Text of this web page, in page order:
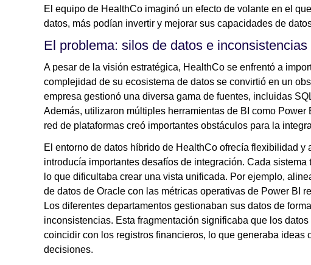
El equipo de HealthCo imaginó un efecto de volante en el
datos, más podían invertir y mejorar sus capacidades de
El problema: silos de datos e inconsistencias
A pesar de la visión estratégica, HealthCo se enfrentó a
complejidad de su ecosistema de datos se convirtió en un
empresa gestionó una diversa gama de fuentes, incluidas
Además, utilizaron múltiples herramientas de BI como
red de plataformas creó importantes obstáculos para la
El entorno de datos híbrido de HealthCo ofrecía flexibilidad
introducía importantes desafíos de integración. Cada
lo que dificultaba crear una vista unificada. Por ejemplo,
de datos de Oracle con las métricas operativas de Power BI
Los diferentes departamentos gestionaban sus datos de
inconsistencias. Esta fragmentación significaba que los
coincidir con los registros financieros, lo que generaba ideas
decisiones.